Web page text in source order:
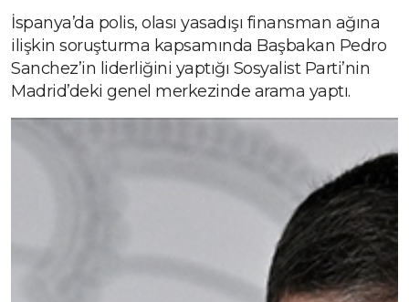
İspanya’da polis, olası yasadışı finansman ağına
ilişkin soruşturma kapsamında Başbakan Pedro
Sanchez’in liderliğini yaptığı Sosyalist Parti’nin
Madrid’deki genel merkezinde arama yaptı.